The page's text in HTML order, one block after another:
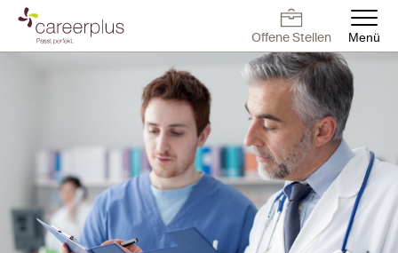
Direkt
zum
Inhalt
Offene Stellen Menü
Für Arbeitnehmer
Für Arbeitgeber
Blog
Arbeiten bei
Careerplus
Kontakt
Deutsch Français English